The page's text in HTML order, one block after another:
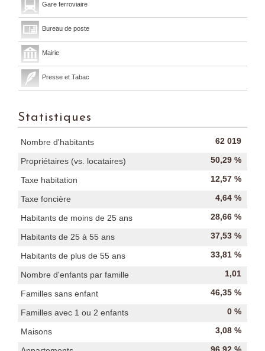
Gare ferroviaire
Bureau de poste
Mairie
Presse et Tabac
Statistiques
Nombre d'habitants 62 019
Propriétaires (vs. locataires) 50,29 %
Taxe habitation 12,57 %
Taxe foncière 4,64 %
Habitants de moins de 25 ans 28,66 %
Habitants de 25 à 55 ans 37,53 %
Habitants de plus de 55 ans 33,81 %
Nombre d'enfants par famille 1,01
Familles sans enfant 46,35 %
Familles avec 1 ou 2 enfants 0 %
Maisons 3,08 %